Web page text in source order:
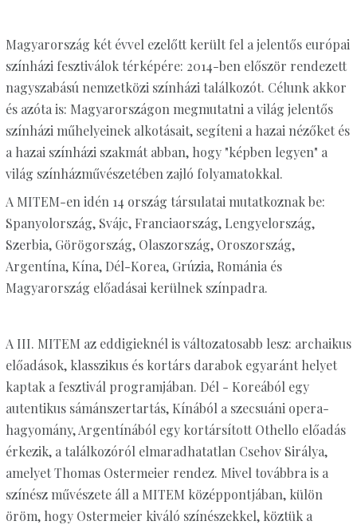
Magyarország két évvel ezelőtt került fel a jelentős európai
színházi fesztiválok térképére: 2014-ben először rendezett
nagyszabású nemzetközi színházi találkozót. Célunk akkor
és azóta is: Magyarországon megmutatni a világ jelentős
színházi műhelyeinek alkotásait, segíteni a hazai nézőket és
a hazai színházi szakmát abban, hogy "képben legyen" a
világ színházművészetében zajló folyamatokkal.
A MITEM-en idén 14 ország társulatai mutatkoznak be:
Spanyolország, Svájc, Franciaország, Lengyelország,
Szerbia, Görögország, Olaszország, Oroszország,
Argentína, Kína, Dél-Korea, Grúzia, Románia és
Magyarország előadásai kerülnek színpadra.
A III. MITEM az eddigieknél is változatosabb lesz: archaikus
előadások, klasszikus és kortárs darabok egyaránt helyet
kaptak a fesztivál programjában. Dél - Koreából egy
autentikus sámánszertartás, Kínából a szecsuáni opera-
hagyomány, Argentínából egy kortársított Othello előadás
érkezik, a találkozóról elmaradhatatlan Csehov Sirálya,
amelyet Thomas Ostermeier rendez. Mivel továbbra is a
színész művészete áll a MITEM középpontjában, külön
öröm, hogy Ostermeier kiváló színészekkel, köztük a